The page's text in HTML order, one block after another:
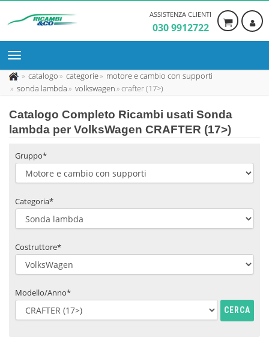
ASSISTENZA CLIENTI
030 9912722
catalogo categorie
motore e cambio con supporti
sonda lambda
volkswagen crafter (17>)
Catalogo Completo Ricambi usati Sonda
lambda per VolksWagen CRAFTER (17>)
Gruppo*
Categoria*
Costruttore*
Modello/Anno*
CERCA